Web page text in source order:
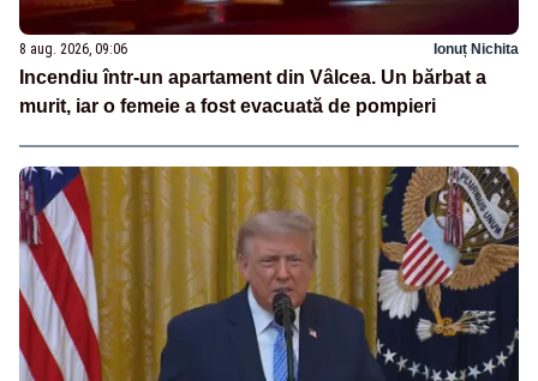
8 aug. 2026, 09:06 Ionuț Nichita
Incendiu într-un apartament din Vâlcea. Un bărbat a
murit, iar o femeie a fost evacuată de pompieri